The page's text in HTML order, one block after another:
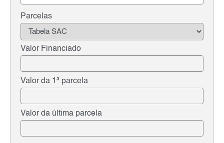
Parcelas
Valor Financiado
Valor da 1ª parcela
Valor da última parcela